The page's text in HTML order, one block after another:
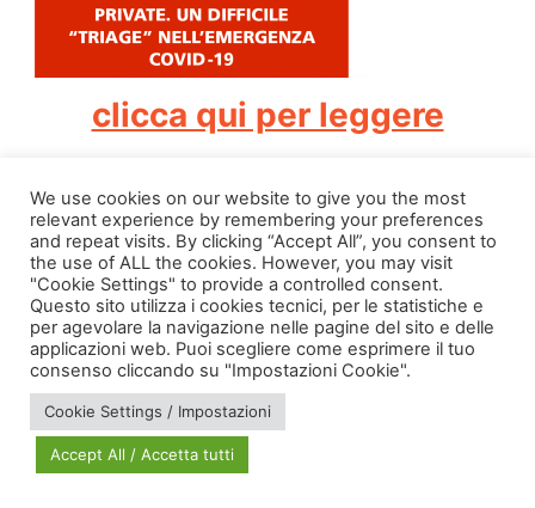
clicca qui per leggere
via Bonardi, 3
20133 Milano
Open in Maps
We use cookies on our website to give you the most
relevant experience by remembering your preferences
and repeat visits. By clicking “Accept All”, you consent to
the use of ALL the cookies. However, you may visit
"Cookie Settings" to provide a controlled consent.
Questo sito utilizza i cookies tecnici, per le statistiche e
per agevolare la navigazione nelle pagine del sito e delle
applicazioni web. Puoi scegliere come esprimere il tuo
consenso cliccando su "Impostazioni Cookie".
Cookie Settings / Impostazioni
Accept All / Accetta tutti